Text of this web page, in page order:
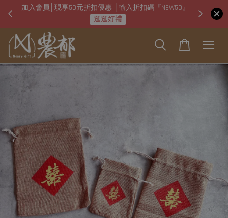
加入會員│現享50元折扣優惠 │輸入折扣碼『NEW50』
逛逛好禮
即日